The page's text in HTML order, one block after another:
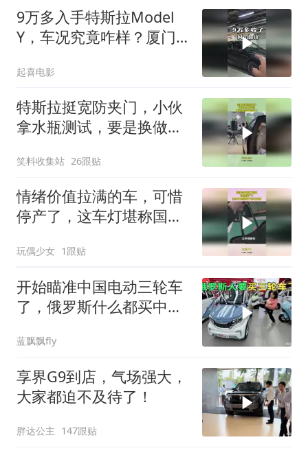
9万多入手特斯拉Model
Y，车况究竟咋样？厦门
起喜电影
特斯拉挺宽防夹门，小伙
拿水瓶测试，要是换做手
笑料收集站 26跟贴
情绪价值拉满的车，可惜
停产了，这车灯堪称国产
玩偶少女 1跟贴
开始瞄准中国电动三轮车
了，俄罗斯什么都买中国
蓝飘飘fly
享界G9到店，气场强大，
大家都迫不及待了！
胖达公主 147跟贴